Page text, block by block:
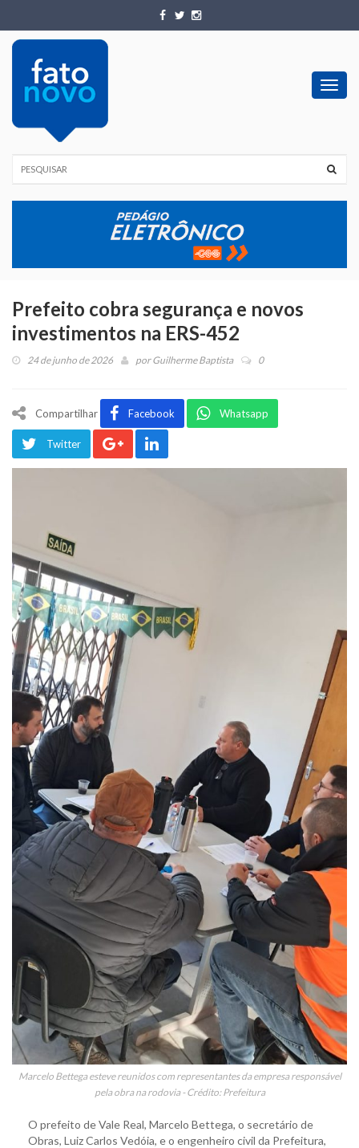
Prefeito cobra segurança e novos
investimentos na ERS-452
24 de junho de 2026 porGuilherme Baptista 0
Compartilhar Facebook Whatsapp
Twitter
Marcelo Bettega esteve reunidos com representantes da empresa responsável
pela obra na rodovia - Crédito: Prefeitura
O prefeito de Vale Real, Marcelo Bettega, o secretário de
Obras, Luiz Carlos Vedóia, e o engenheiro civil da Prefeitura,